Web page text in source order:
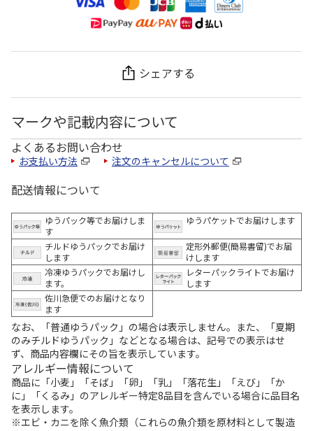
シェアする
マークや記載内容について
よくあるお問い合わせ
お支払い方法 注文のキャンセルについて
配送情報について
ゆうパック等でお届けしま
す
ゆうパケットでお届けします
チルドゆうパックでお届け
します
定形外郵便(簡易書留)でお届
けします
冷凍ゆうパックでお届けし
ます。
レターパックライトでお届け
します
佐川急便でのお届けとなり
ます
なお、「普通ゆうパック」の場合は表示しません。また、「夏期
のみチルドゆうパック」などとなる場合は、記号での表示はせ
ず、商品内容欄にその旨を表示しています。
アレルギー情報について
商品に「小麦」「そば」「卵」「乳」「落花生」「えび」「か
に」「くるみ」のアレルギー特定8品目を含んでいる場合に品目名
を表示します。
※エビ・カニを除く魚介類（これらの魚介類を原材料として製造